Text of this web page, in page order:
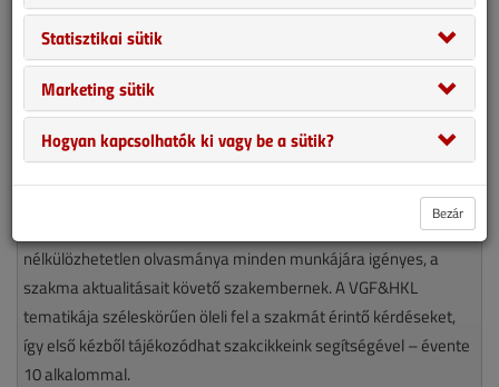
nélkülözhetetlen olvasmánya minden munkájára igényes, a
szakma aktualitásait követő szakembernek. A VGF&HKL
tematikája széleskörűen öleli fel a szakmát érintő kérdéseket,
így első kézből tájékozódhat szakcikkeink segítségével – évente
10 alkalommal.
Statisztikai sütik
Marketing sütik
Hogyan kapcsolhatók ki vagy be a sütik?
Bezár